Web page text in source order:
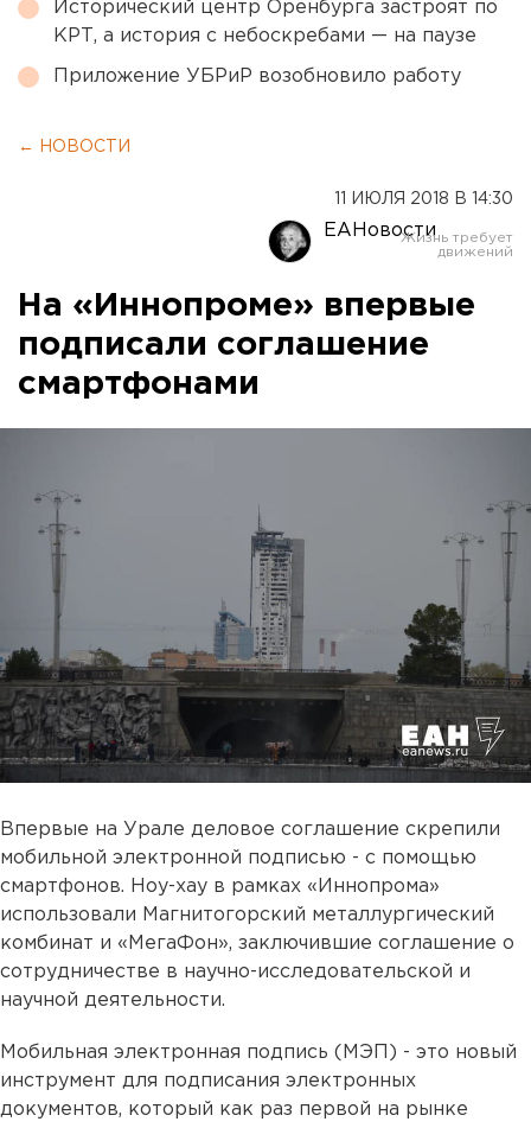
Исторический центр Оренбурга застроят по
КРТ, а история с небоскребами — на паузе
Приложение УБРиР возобновило работу
← НОВОСТИ
11 ИЮЛЯ 2018 В 14:30
ЕАНовости
На «Иннопроме» впервые
подписали соглашение
смартфонами
Впервые на Урале деловое соглашение скрепили
мобильной электронной подписью - с помощью
смартфонов. Ноу-хау в рамках «Иннопрома»
использовали Магнитогорский металлургический
комбинат и «МегаФон», заключившие соглашение о
сотрудничестве в научно-исследовательской и
научной деятельности.
Мобильная электронная подпись (МЭП) - это новый
инструмент для подписания электронных
документов, который как раз первой на рынке